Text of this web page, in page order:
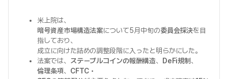
米上院は、
暗号資産市場構造法案について5月中旬の委員会採決を目
指しており、
成立に向けた詰めの調整段階に入ったと明らかにした。
法案では、 ステーブルコインの報酬構造、 DeFi規制 、
倫理条項、 CFTC・